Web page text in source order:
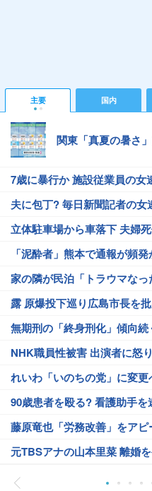
主要 国内
関東「真夏の暑さ
7歳に暴行か 施設従業員の女
夫に包丁? 毎日新聞記者の女
立体駐車場から車落下 夫婦
「泥酔者」熊本で通報が頻発
家の隣が民泊「トラウマなっ
露 原爆投下巡り広島市長を
無期刑の「終身刑化」傾向続
NHK職員性被害 出演者に怒
れいわ「いのちの党」に変更
90歳患者を殴る? 看護助手を
藤原竜也「労務改善」をアピ
元TBSアナの山本里菜 離婚